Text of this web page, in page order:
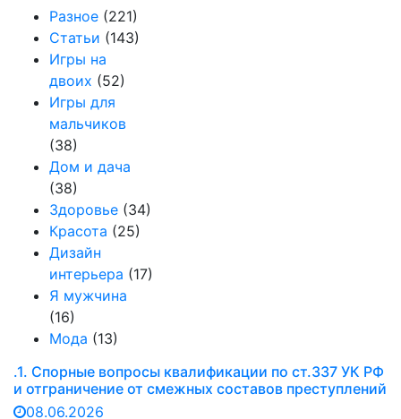
Разное (221)
Статьи (143)
Игры на
двоих (52)
Игры для
мальчиков
(38)
Дом и дача
(38)
Здоровье (34)
Красота (25)
Дизайн
интерьера (17)
Я мужчина
(16)
Мода (13)
.1. Спорные вопросы квалификации по ст.337 УК РФ
и отграничение от смежных составов преступлений
08.06.2026